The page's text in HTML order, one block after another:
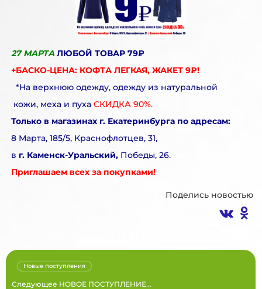
27 МАРТА ЛЮБОЙ ТОВАР 79₽
+БАСКО-ЦЕНА: КОФТА ЛЕГКАЯ, ЖАКЕТ 9₽!
*На верхнюю одежду, одежду из натуральной
кожи, меха и пуха СКИДКА 90%.
Только в магазинах г. Екатеринбурга по адресам:
8 Марта, 185/5, Краснофлотцев, 31,
в г. Каменск-Уральский, Победы, 26.
Приглашаем всех за покупками!
Поделись новостью
Следующее НОВОЕ ПОСТУПЛЕНИЕ...
Новые поступления